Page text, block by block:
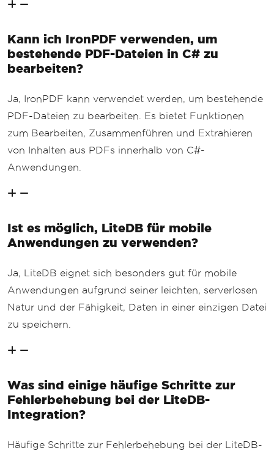
Kann ich IronPDF verwenden, um
bestehende PDF-Dateien in C# zu
bearbeiten?
Ja, IronPDF kann verwendet werden, um bestehende
PDF-Dateien zu bearbeiten. Es bietet Funktionen
zum Bearbeiten, Zusammenführen und Extrahieren
von Inhalten aus PDFs innerhalb von C#-
Anwendungen.
Ist es möglich, LiteDB für mobile
Anwendungen zu verwenden?
Ja, LiteDB eignet sich besonders gut für mobile
Anwendungen aufgrund seiner leichten, serverlosen
Natur und der Fähigkeit, Daten in einer einzigen Datei
zu speichern.
Was sind einige häufige Schritte zur
Fehlerbehebung bei der LiteDB-
Integration?
Häufige Schritte zur Fehlerbehebung bei der LiteDB-